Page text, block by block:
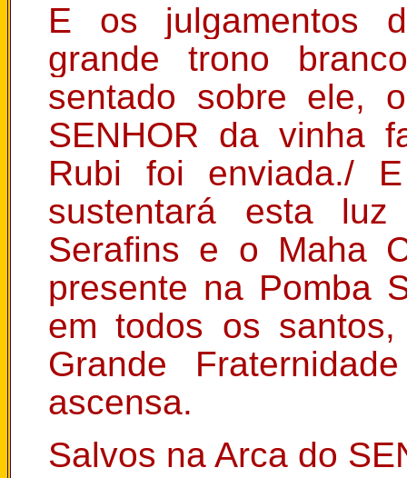
E os julgamentos
grande trono
sentado sobre ele,
SENHOR da vinha
Rubi foi enviada./
sustentará esta
Serafins e o Maha
presente na Pomba
em todos os
Grande
ascensa.
Salvos na Arca do